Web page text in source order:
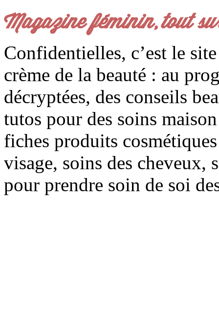
Magazine féminin, tout
Confidentielles, c’est le
crème de la beauté : au
décryptées, des conseils
tutos pour des soins
fiches produits
visage, soins des cheveux,
pour prendre soin de soi